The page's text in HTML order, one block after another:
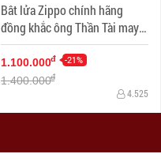
Bât lửa Zippo chính hãng
đồng khắc ông Thần Tài may
mắn
1.100.000đ -21%
1.400.000đ
4.525